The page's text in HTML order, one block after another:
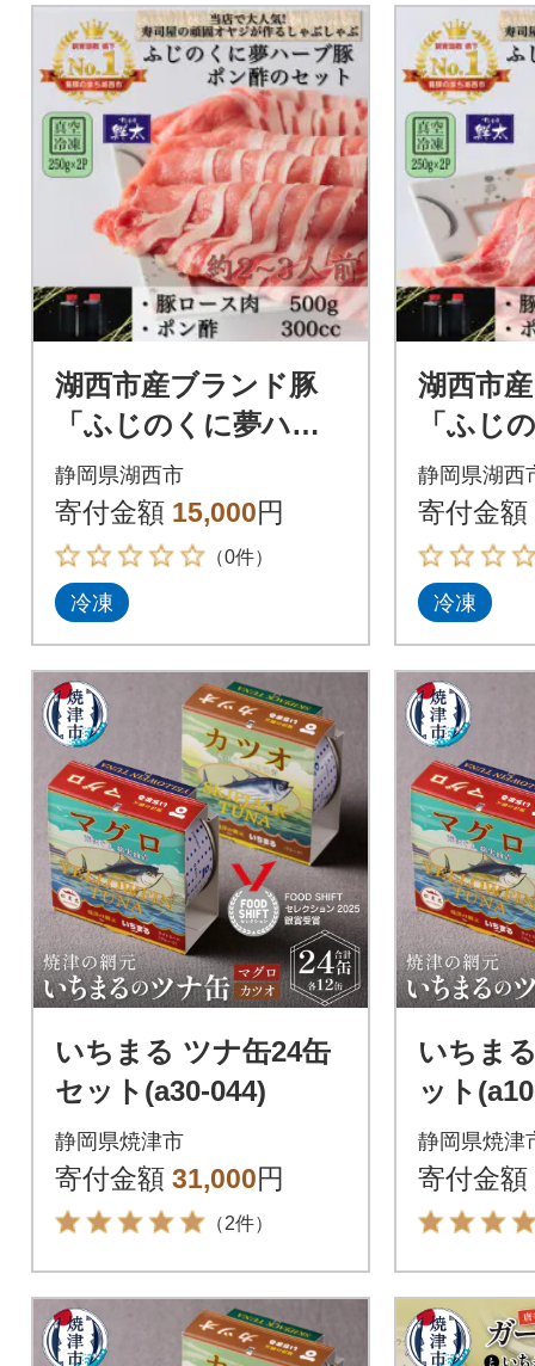
湖西市産ブランド豚
「ふじのくに夢ハー
ブ豚」しゃぶしゃぶ
用ロース肉(500g)と手
作りポン酢のセット
静岡県湖西市
寄付金額 15,000円
（0件）
冷凍
湖西市
「ふじ
ブ豚」
用肩ロ
手作り
ト
静岡県湖西
寄付金額
冷凍
いちまる ツナ缶24缶
セット(a30-044)
静岡県焼津市
寄付金額 31,000円
（2件）
いちま
ット
静岡県焼津
寄付金額